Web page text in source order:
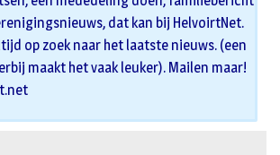
dat kan bij HelvoirtNet.
op zoek naar het laatste nieuws. (een
maakt het vaak leuker). Mailen maar!